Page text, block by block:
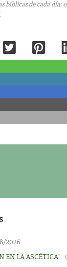
bíblicas de cada día;
2026
EN LA ASCÉTICA”